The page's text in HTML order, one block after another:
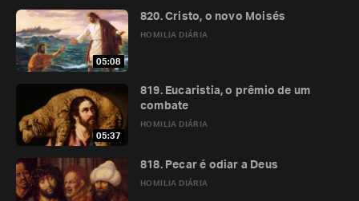
05:08
HOMILIA DIÁRIA
820. Cristo, o novo Moisés
05:37
HOMILIA DIÁRIA
819. Eucaristia, o prêmio de um
combate
HOMILIA DIÁRIA
818. Pecar é odiar a Deus